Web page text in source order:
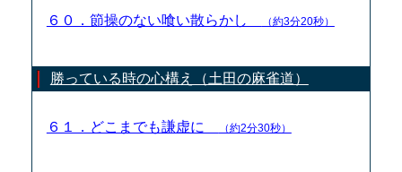
６０．節操のない喰い散らかし （約3分20秒）
勝っている時の心構え（土田の麻雀道）
６１．どこまでも謙虚に （約2分30秒）